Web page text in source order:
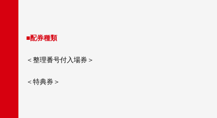
■配券種類
＜整理番号付入場券＞
＜特典券＞